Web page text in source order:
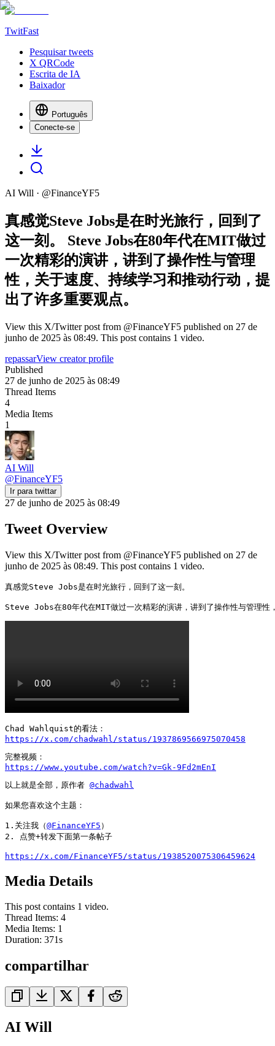
TwitFast
Pesquisar tweets
X QRCode
Escrita de IA
Baixador
Português
Conecte-se
AI Will · @FinanceYF5
真感觉Steve Jobs是在时光旅行，回到了
这一刻。 Steve Jobs在80年代在MIT做过
一次精彩的演讲，讲到了操作性与管理
性，关于速度、持续学习和推动行动，提
出了许多重要观点。
View this X/Twitter post from @FinanceYF5 published on 27 de
junho de 2025 às 08:49. This post contains 1 video.
repassarView creator profile
Published
27 de junho de 2025 às 08:49
Thread Items
4
Media Items
1
AI Will
@FinanceYF5
Ir para twittar
27 de junho de 2025 às 08:49
Tweet Overview
View this X/Twitter post from @FinanceYF5 published on 27 de
junho de 2025 às 08:49. This post contains 1 video.
真感觉Steve Jobs是在时光旅行，回到了这一刻。
Steve Jobs在80年代在MIT做过一次精彩的演讲，讲到了操作性与管理性
https://x.com/chadwahl/status/1937869566975070458
https://www.youtube.com/watch?v=Gk-9Fd2mEnI
以上就是全部，原作者 @chadwahl
如果您喜欢这个主题：
1.关注我（@FinanceYF5 ）
2. 点赞+转发下面第一条帖子
https://x.com/FinanceYF5/status/1938520075306459624
Media Details
This post contains 1 video.
Thread Items: 4
Media Items: 1
Duration: 371s
compartilhar
AI Will